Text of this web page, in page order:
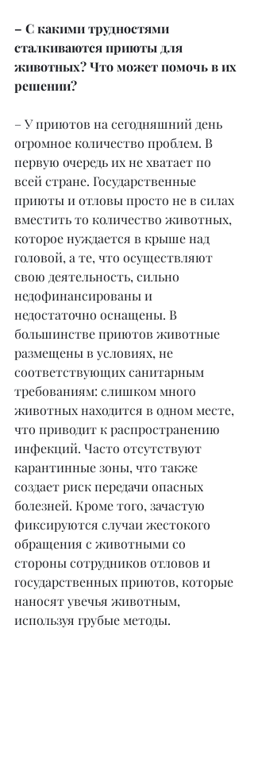
– С какими трудностями
сталкиваются приюты для
животных? Что может помочь в их
решении?
– У приютов на сегодняшний день
огромное количество проблем. В
первую очередь их не хватает по
всей стране. Государственные
приюты и отловы просто не в силах
вместить то количество животных,
которое нуждается в крыше над
головой, а те, что осуществляют
свою деятельность, сильно
недофинансированы и
недостаточно оснащены. В
большинстве приютов животные
размещены в условиях, не
соответствующих санитарным
требованиям: слишком много
животных находится в одном месте,
что приводит к распространению
инфекций. Часто отсутствуют
карантинные зоны, что также
создает риск передачи опасных
болезней. Кроме того, зачастую
фиксируются случаи жестокого
обращения с животными со
стороны сотрудников отловов и
государственных приютов, которые
наносят увечья животным,
используя грубые методы.